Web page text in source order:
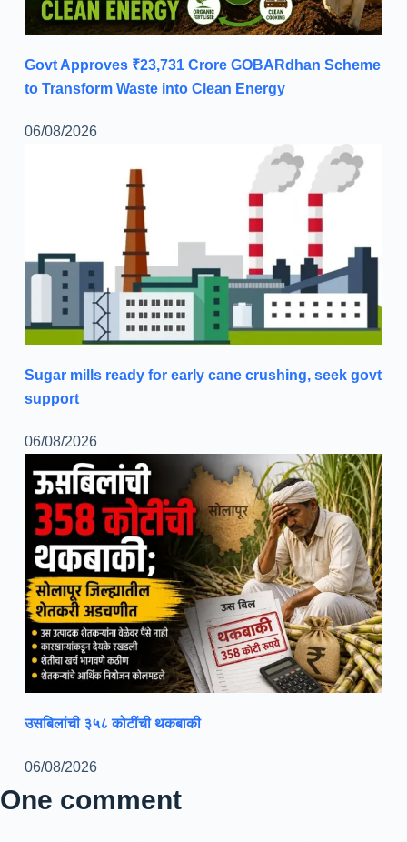
Govt Approves ₹23,731 Crore GOBARdhan Scheme
to Transform Waste into Clean Energy
06/08/2026
Sugar mills ready for early cane crushing, seek govt
support
06/08/2026
उसबिलांची ३५८ कोटींची थकबाकी
06/08/2026
One comment